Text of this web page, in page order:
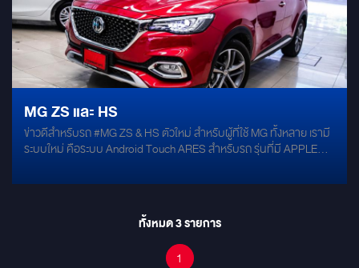
MG ZS และ HS
ข่าวดีสำหรับรถ #MG ZS & HS ตัวใหม่ สำหรับผู้ที่ใช้ MG ทั้งหลาย เรามี
ระบบใหม่ คือระบบ Android Touch ARES สำหรับรถ รุ่นที่มี APPLE
ทันที มาพร้อมฟังชั่นเล่นระบบ Hires Audio
ทั้งหมด3รายการ
1